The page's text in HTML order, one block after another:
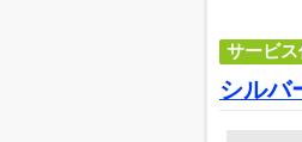
サービ
シルバ